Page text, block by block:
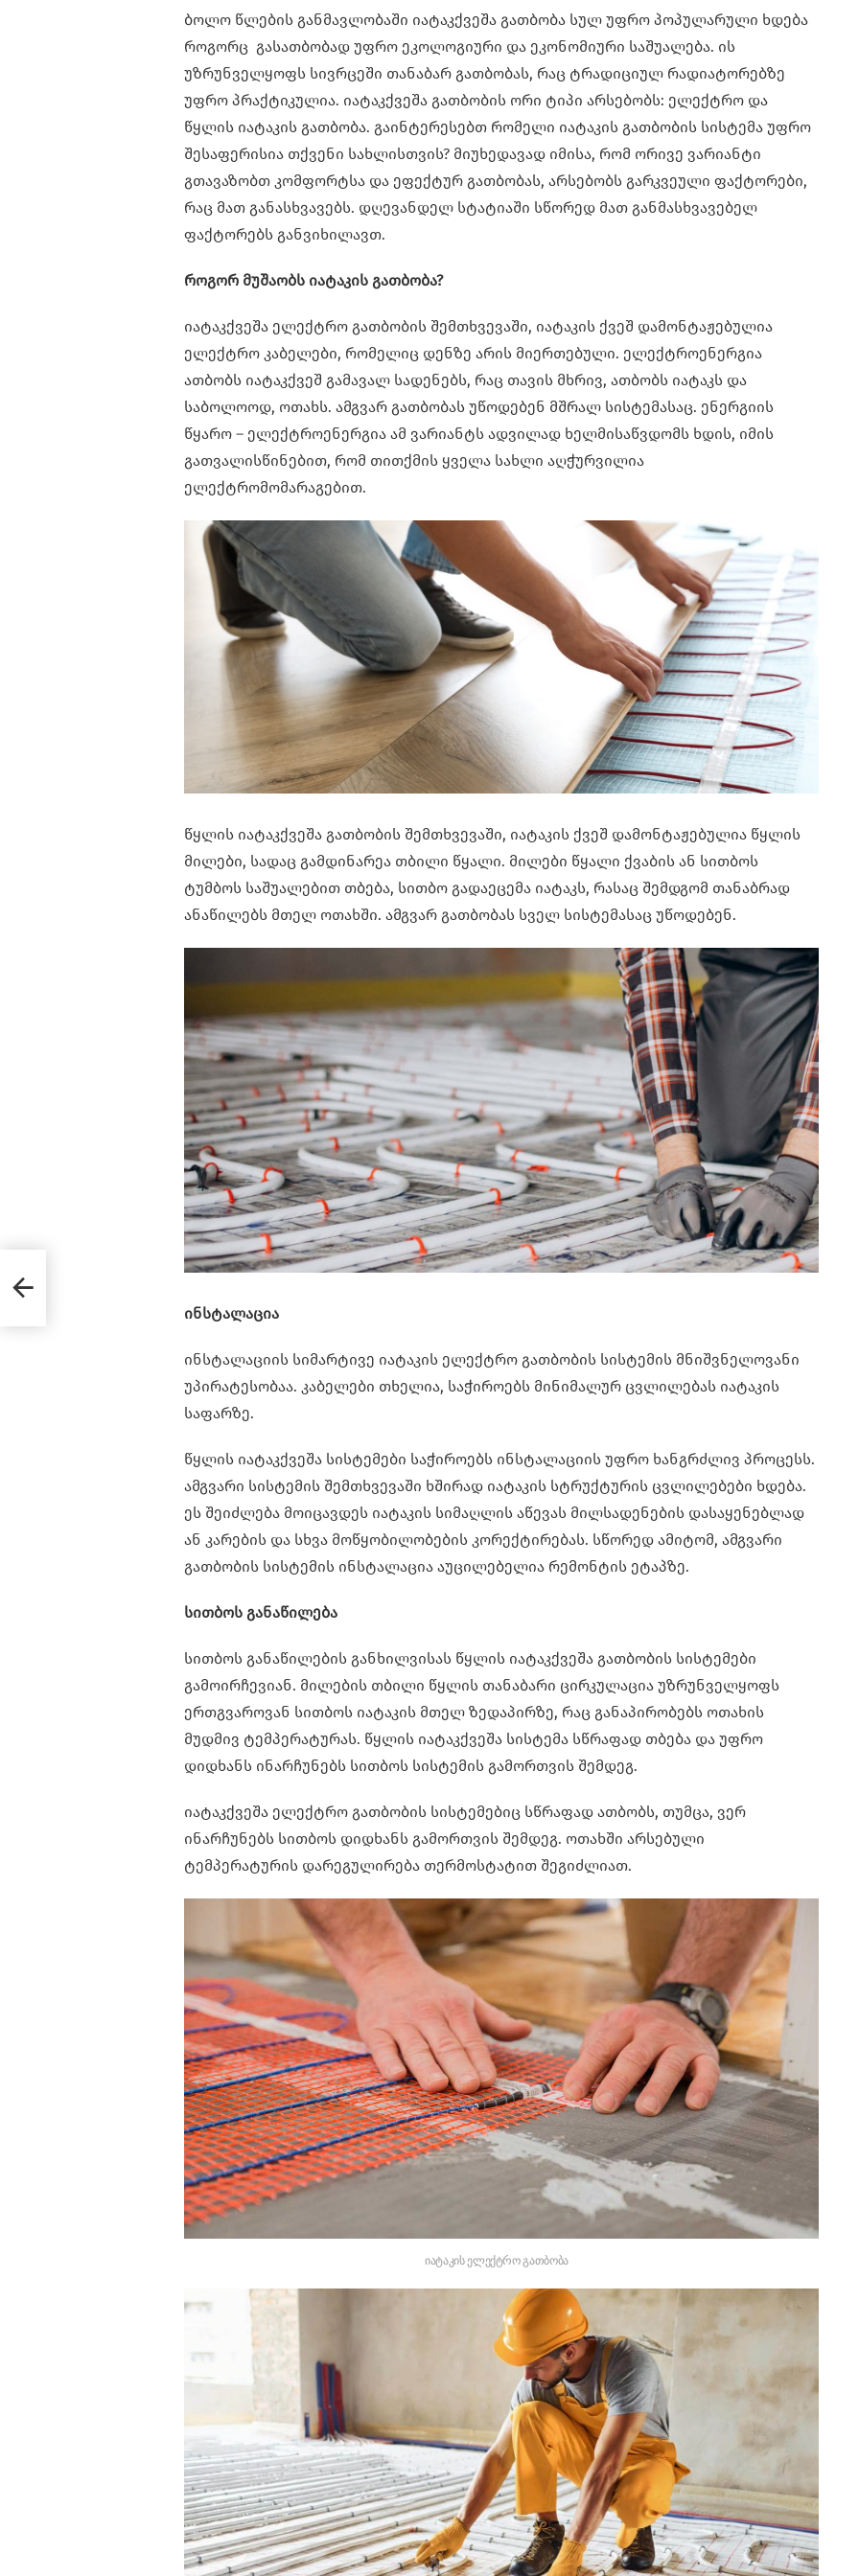
ბოლო წლების განმავლობაში იატაკქვეშა გათბობა სულ უფრო პოპულარული ხდება
როგორც გასათბობად უფრო ეკოლოგიური და ეკონომიური საშუალება. ის
უზრუნველყოფს სივრცეში თანაბარ გათბობას, რაც ტრადიციულ რადიატორებზე
უფრო პრაქტიკულია. იატაკქვეშა გათბობის ორი ტიპი არსებობს: ელექტრო და
წყლის იატაკის გათბობა. გაინტერესებთ რომელი იატაკის გათბობის სისტემა უფრო
შესაფერისია თქვენი სახლისთვის? მიუხედავად იმისა, რომ ორივე ვარიანტი
გთავაზობთ კომფორტსა და ეფექტურ გათბობას, არსებობს გარკვეული ფაქტორები,
რაც მათ განასხვავებს. დღევანდელ სტატიაში სწორედ მათ განმასხვავებელ
ფაქტორებს განვიხილავთ.
როგორ მუშაობს იატაკის გათბობა?
იატაკქვეშა ელექტრო გათბობის შემთხვევაში, იატაკის ქვეშ დამონტაჟებულია
ელექტრო კაბელები, რომელიც დენზე არის მიერთებული. ელექტროენერგია
ათბობს იატაკქვეშ გამავალ სადენებს, რაც თავის მხრივ, ათბობს იატაკს და
საბოლოოდ, ოთახს. ამგვარ გათბობას უწოდებენ მშრალ სისტემასაც. ენერგიის
წყარო – ელექტროენერგია ამ ვარიანტს ადვილად ხელმისაწვდომს ხდის, იმის
გათვალისწინებით, რომ თითქმის ყველა სახლი აღჭურვილია
ელექტრომომარაგებით.
წყლის იატაკქვეშა გათბობის შემთხვევაში, იატაკის ქვეშ დამონტაჟებულია წყლის
მილები, სადაც გამდინარეა თბილი წყალი. მილები წყალი ქვაბის ან სითბოს
ტუმბოს საშუალებით თბება, სითბო გადაეცემა იატაკს, რასაც შემდგომ თანაბრად
ანაწილებს მთელ ოთახში. ამგვარ გათბობას სველ სისტემასაც უწოდებენ.
ინსტალაცია
ინსტალაციის სიმარტივე იატაკის ელექტრო გათბობის სისტემის მნიშვნელოვანი
უპირატესობაა. კაბელები თხელია, საჭიროებს მინიმალურ ცვლილებას იატაკის
საფარზე.
წყლის იატაკქვეშა სისტემები საჭიროებს ინსტალაციის უფრო ხანგრძლივ პროცესს.
ამგვარი სისტემის შემთხვევაში ხშირად იატაკის სტრუქტურის ცვლილებები ხდება.
ეს შეიძლება მოიცავდეს იატაკის სიმაღლის აწევას მილსადენების დასაყენებლად
ან კარების და სხვა მოწყობილობების კორექტირებას. სწორედ ამიტომ, ამგვარი
გათბობის სისტემის ინსტალაცია აუცილებელია რემონტის ეტაპზე.
სითბოს განაწილება
სითბოს განაწილების განხილვისას წყლის იატაკქვეშა გათბობის სისტემები
გამოირჩევიან. მილების თბილი წყლის თანაბარი ცირკულაცია უზრუნველყოფს
ერთგვაროვან სითბოს იატაკის მთელ ზედაპირზე, რაც განაპირობებს ოთახის
მუდმივ ტემპერატურას. წყლის იატაკქვეშა სისტემა სწრაფად თბება და უფრო
დიდხანს ინარჩუნებს სითბოს სისტემის გამორთვის შემდეგ.
იატაკქვეშა ელექტრო გათბობის სისტემებიც სწრაფად ათბობს, თუმცა, ვერ
ინარჩუნებს სითბოს დიდხანს გამორთვის შემდეგ. ოთახში არსებული
ტემპერატურის დარეგულირება თერმოსტატით შეგიძლიათ.
იატაკის ელექტრო გათბობა